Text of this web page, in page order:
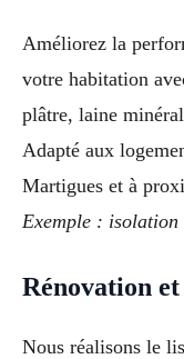
Améliorez la
votre habitation
plâtre, laine
Adapté aux
Martigues et à
Exemple :
Rénovation
Nous réalisons le